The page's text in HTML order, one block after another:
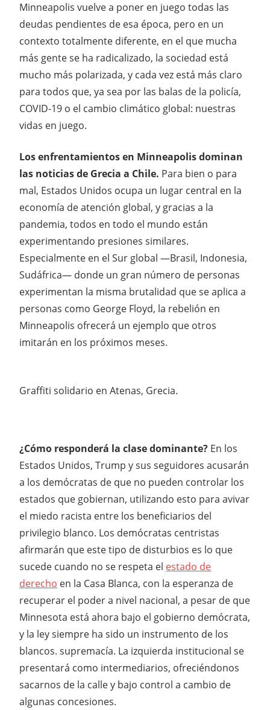
Minneapolis vuelve a poner en juego todas las
deudas pendientes de esa época, pero en un
contexto totalmente diferente, en el que mucha
más gente se ha radicalizado, la sociedad está
mucho más polarizada, y cada vez está más claro
para todos que, ya sea por las balas de la policía,
COVID-19 o el cambio climático global: nuestras
vidas en juego.
Los enfrentamientos en Minneapolis dominan
las noticias de Grecia a Chile. Para bien o para
mal, Estados Unidos ocupa un lugar central en la
economía de atención global, y gracias a la
pandemia, todos en todo el mundo están
experimentando presiones similares.
Especialmente en el Sur global —Brasil, Indonesia,
Sudáfrica— donde un gran número de personas
experimentan la misma brutalidad que se aplica a
personas como George Floyd, la rebelión en
Minneapolis ofrecerá un ejemplo que otros
imitarán en los próximos meses.
Graffiti solidario en Atenas, Grecia.
¿Cómo responderá la clase dominante? En los
Estados Unidos, Trump y sus seguidores acusarán
a los demócratas de que no pueden controlar los
estados que gobiernan, utilizando esto para avivar
el miedo racista entre los beneficiarios del
privilegio blanco. Los demócratas centristas
afirmarán que este tipo de disturbios es lo que
sucede cuando no se respeta el estado de
derecho en la Casa Blanca, con la esperanza de
recuperar el poder a nivel nacional, a pesar de que
Minnesota está ahora bajo el gobierno demócrata,
y la ley siempre ha sido un instrumento de los
blancos. supremacía. La izquierda institucional se
presentará como intermediarios, ofreciéndonos
sacarnos de la calle y bajo control a cambio de
algunas concesiones.